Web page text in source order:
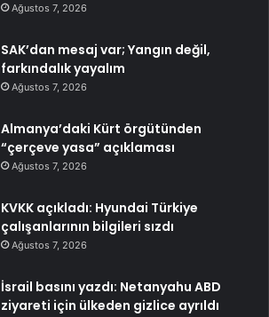
Ağustos 7, 2026
SAK’dan mesaj var; Yangın değil,
farkındalık yayalım
Ağustos 7, 2026
Almanya’daki Kürt örgütünden
“çerçeve yasa” açıklaması
Ağustos 7, 2026
KVKK açıkladı: Hyundai Türkiye
çalışanlarının bilgileri sızdı
Ağustos 7, 2026
İsrail basını yazdı: Netanyahu ABD
ziyareti için ülkeden gizlice ayrıldı